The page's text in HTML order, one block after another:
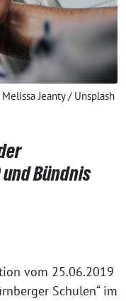
Melissa Jeanty / Unsplash
Bündnis
vom 25.06.2019
Schulen“ im